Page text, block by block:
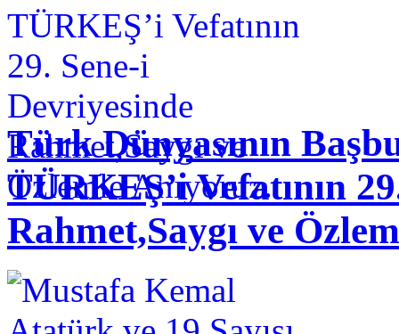
Türk Dünyasının
TÜRKEŞ’i Vefatının
Rahmet,Saygı ve